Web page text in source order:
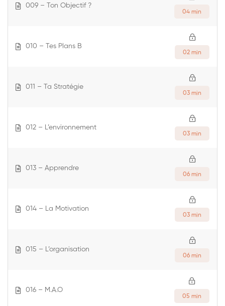
009 – Ton Objectif ?
04 min
010 – Tes Plans B
02 min
011 – Ta Stratégie
03 min
012 – L’environnement
03 min
013 – Apprendre
06 min
014 – La Motivation
03 min
015 – L’organisation
06 min
016 – M.A.O
05 min